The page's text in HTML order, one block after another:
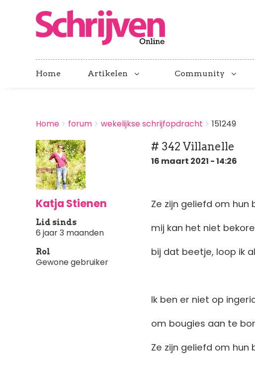
Home Artikelen Community
BREADCRUMBS
You
here:
Home forum wekelijkse schrijfopdracht 151249
Katja Stienen
Lid sinds
6 jaar 3 maanden
Rol
Gewone gebruiker
# 342 Villanelle
16 maart 2021 - 14:26
Ze zijn geliefd om
mij kan het niet
bij dat beetje, loop ik
Ik ben er niet op
om bougies aan te
Ze zijn geliefd om